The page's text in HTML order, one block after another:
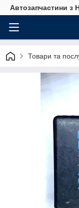
Автозапчастини з
Товари та